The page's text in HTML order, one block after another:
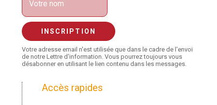
Votre adresse email n'est utilisée que dans le cadre de l'envoi
de notre Lettre d'information. Vous pourrez toujours vous
désabonner en utilisant le lien contenu dans les messages.
Accès rapides